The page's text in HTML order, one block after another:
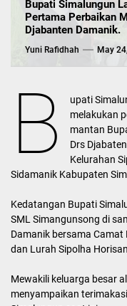
Bupati Simalungun
Pertama Perbaikan
Djabanten Damanik.
Yuni Rafidhah May
B
upati
melakukan
mantan
Drs
Kelurahan
Sidamanik Kabupaten
Kedatangan Bupati
SML Simangunsong di
Damanik bersama
dan Lurah Sipolha
Mewakili keluarga besar
menyampaikan